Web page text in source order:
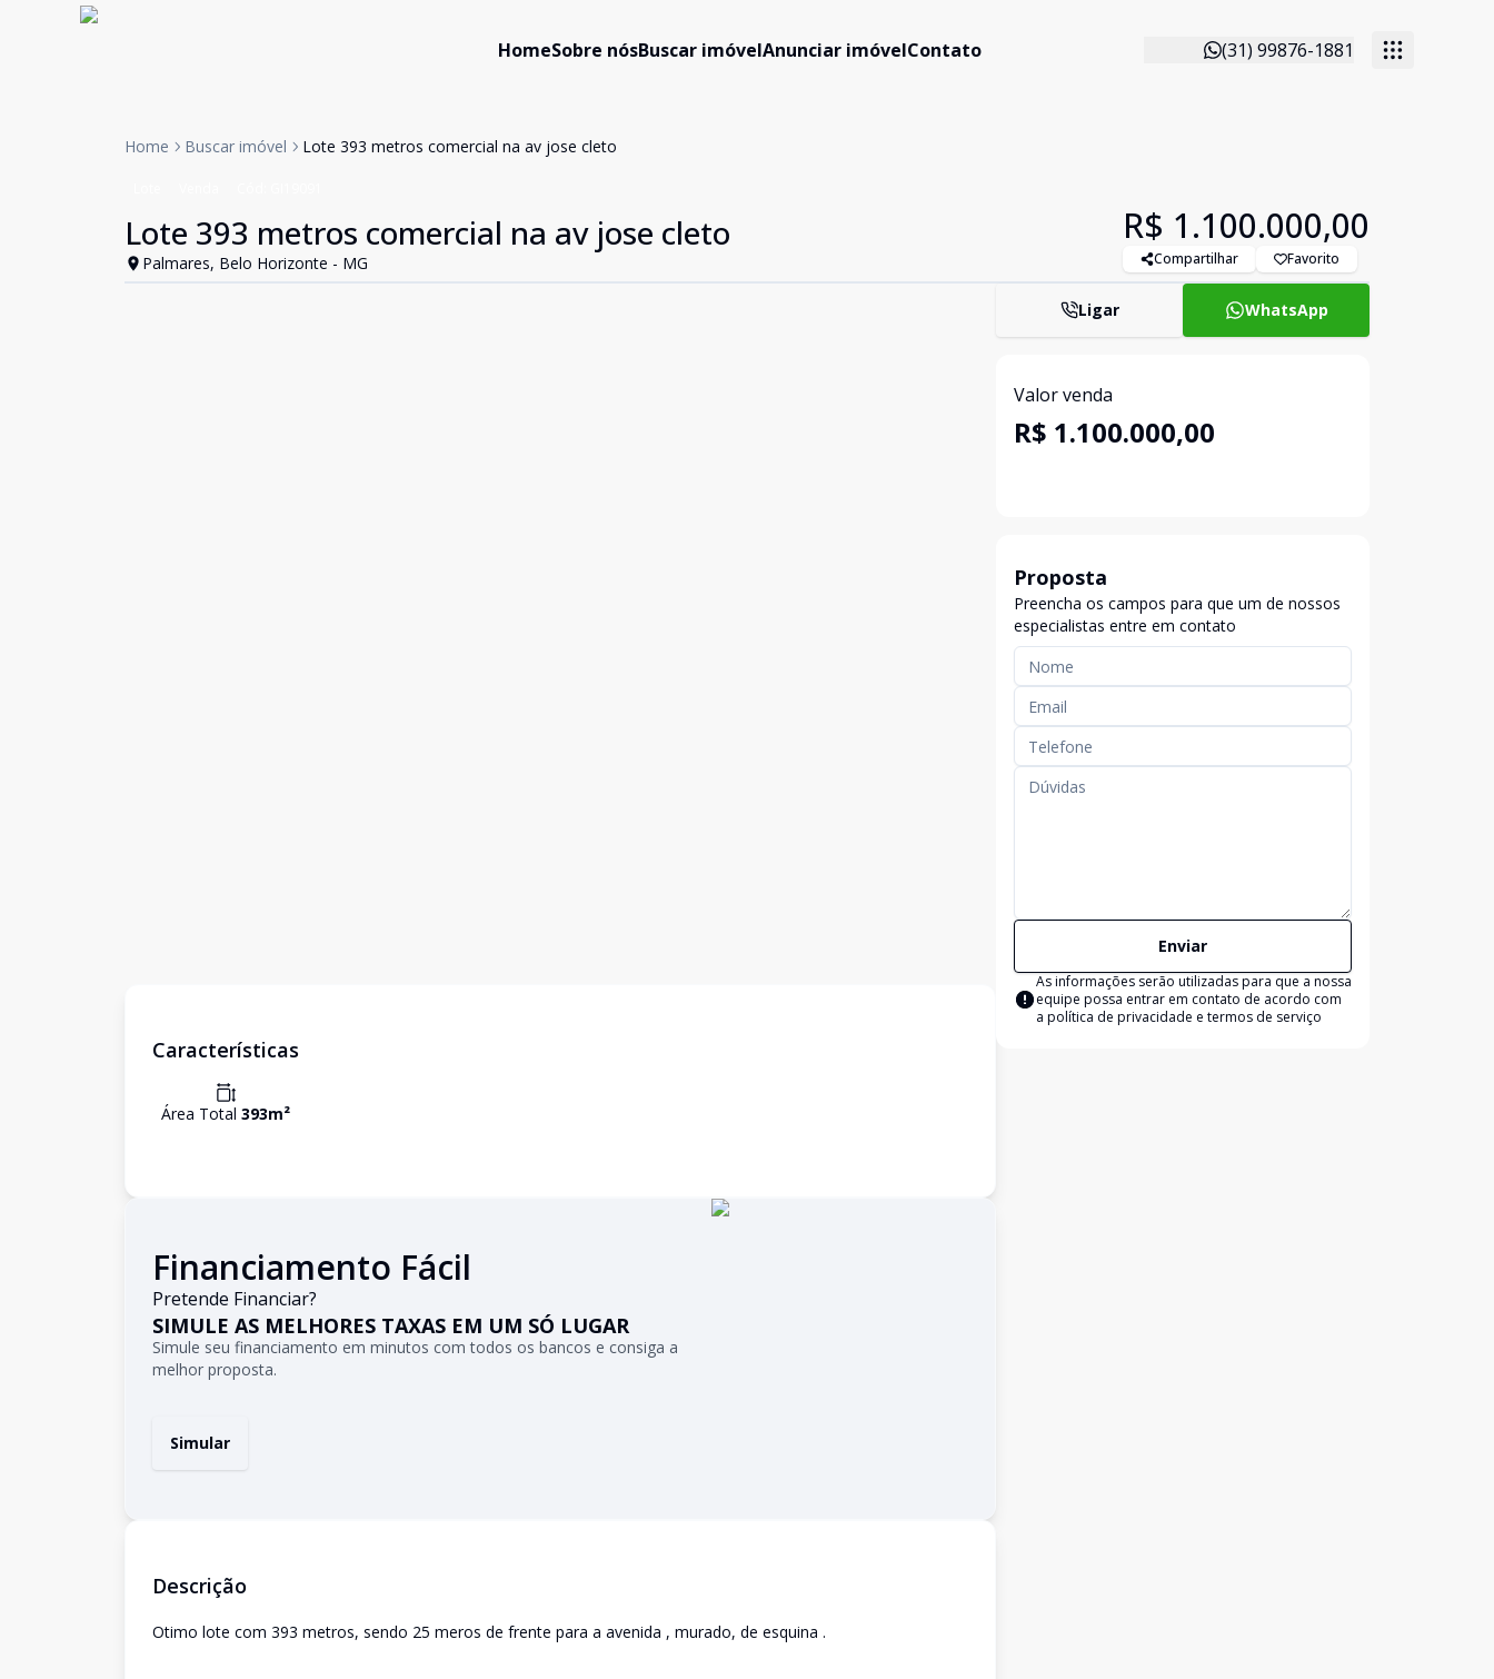
HomeSobre nósBuscar imóvelAnunciar imóvelContato (31) 99876-1881
Home Buscar imóvel Lote 393 metros comercial na av jose cleto
Lote 393 metros comercial na av jose cleto
Palmares, Belo Horizonte - MG
R$ 1.100.000,00
Compartilhar Favorito
Características
Área Total 393m²
Financiamento Fácil
Pretende Financiar?
SIMULE AS MELHORES TAXAS EM UM SÓ LUGAR
Simule seu financiamento em minutos com todos os bancos e consiga a
melhor proposta.
Simular
Descrição
Otimo lote com 393 metros, sendo 25 meros de frente para a avenida , murado, de esquina .
Ligar WhatsApp
Valor venda
R$ 1.100.000,00
Proposta
Preencha os campos para que um de nossos
especialistas entre em contato
Enviar
As informações serão utilizadas para que a nossa
equipe possa entrar em contato de acordo com
a política de privacidade e termos de serviço